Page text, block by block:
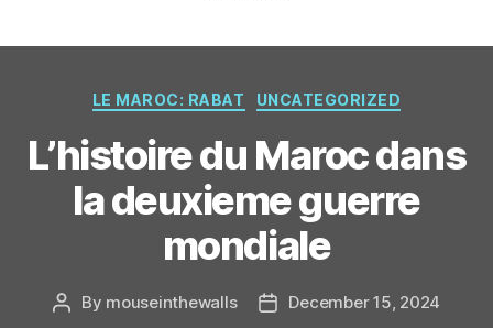
Categories
LE MAROC: RABAT UNCATEGORIZED
L’histoire du Maroc dans
la deuxieme guerre
mondiale
Post
By mouseinthewalls
PostDecember 15, 2024